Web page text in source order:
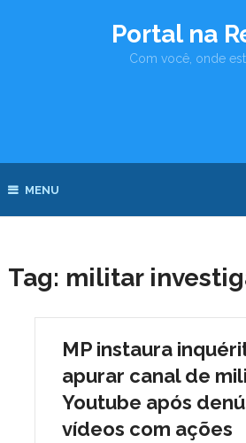
Portal na
Com você, onde
MENU
Tag: militar
MP instaura
apurar canal de
Youtube após
vídeos com ações